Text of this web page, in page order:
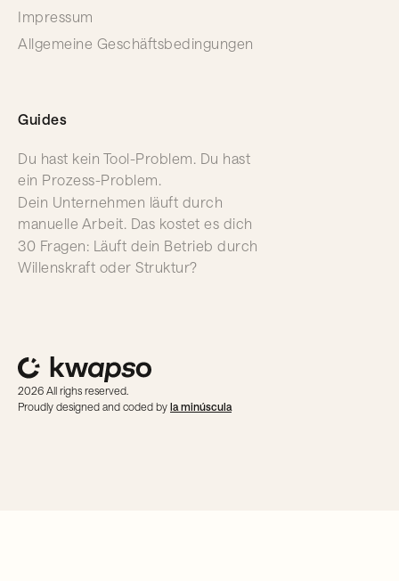
Impressum
Allgemeine Geschäftsbedingungen
Guides
Du hast kein Tool-Problem. Du hast
ein Prozess-Problem.
Dein Unternehmen läuft durch
manuelle Arbeit. Das kostet es dich
30 Fragen: Läuft dein Betrieb durch
Willenskraft oder Struktur?
2026 All righs reserved.
Proudly designed and coded by la minúscula